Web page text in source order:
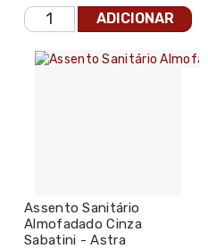
ADICIONAR
Assento Sanitário
Almofadado Cinza
Sabatini - Astra